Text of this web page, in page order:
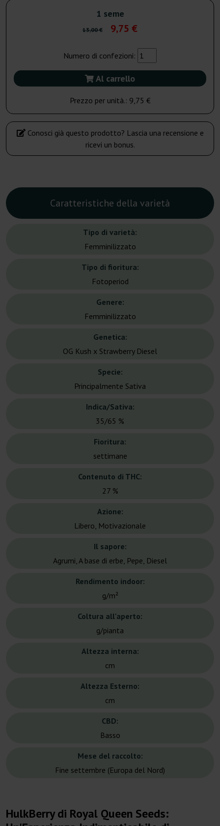
1 seme
13,00 € 9,75 €
Numero di confezioni:
Al carrello
Prezzo per unità.: 9,75 €
Conosci già questo prodotto? Lascia una recensione e
ricevi un bonus.
Caratteristiche della varietà
Tipo di varietà:
Femminilizzato
Tipo di fioritura:
Fotoperiod
Genere:
Femminilizzato
Genetica:
OG Kush x Strawberry Diesel
Specie:
Principalmente Sativa
Indica/Sativa:
35/65 %
Fioritura:
settimane
Contenuto di THC:
27 %
Azione:
Libero, Motivazionale
Il sapore:
Agrumi, A base di erbe, Pepe, Diesel
Rendimento indoor:
g/m²
Coltura all'aperto:
g/pianta
Altezza interna:
cm
Altezza Esterno:
cm
CBD:
Basso
Mese del raccolto:
Fine settembre (Europa del Nord)
HulkBerry di Royal Queen Seeds: